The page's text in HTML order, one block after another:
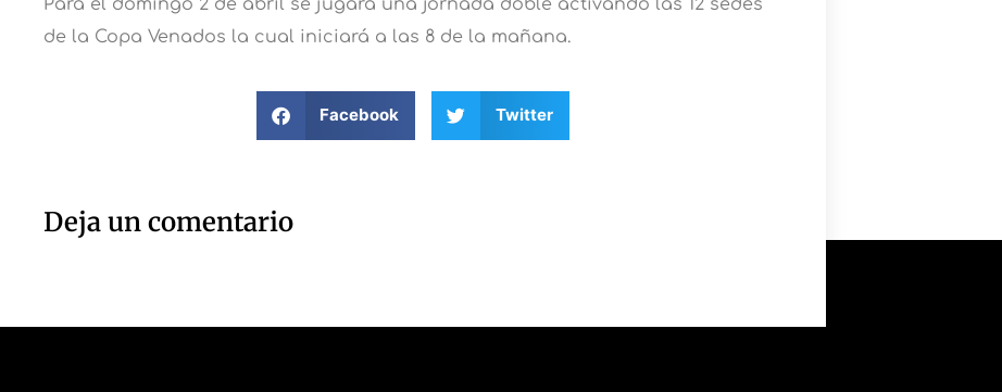
Para el domingo 2 de abril se jugará una jornada doble activando las 12 sedes
de la Copa Venados la cual iniciará a las 8 de la mañana.
Facebook Twitter
Deja un comentario